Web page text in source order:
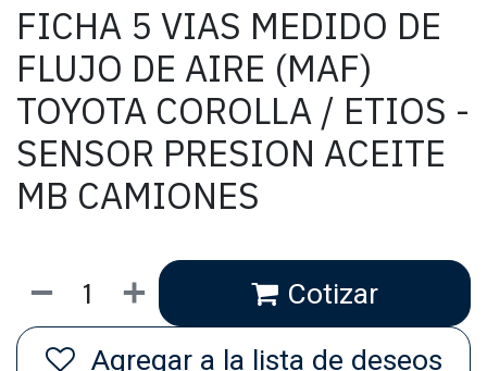
FICHA 5 VIAS MEDIDO DE
FLUJO DE AIRE (MAF)
TOYOTA COROLLA / ETIOS -
SENSOR PRESION ACEITE
MB CAMIONES
Cotizar
Agregar a la lista de deseos